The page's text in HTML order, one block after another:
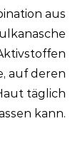
aus
auf deren
täglich
kann.